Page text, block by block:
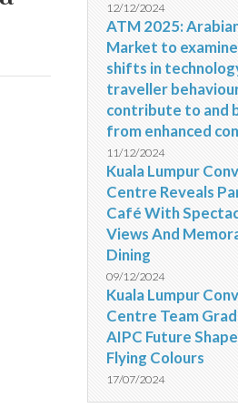
12/12/2024
ATM 2025:
Market to
shifts in
traveller
contribute to and
from enhanced
11/12/2024
Kuala Lumpur
Centre Reveals
Café With
Views And
Dining
09/12/2024
Kuala Lumpur
Centre Team
AIPC Future
Flying Colours
17/07/2024